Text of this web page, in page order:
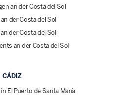
an der Costa del Sol
der Costa del Sol
der Costa del Sol
an der Costa del Sol
CÁDIZ
El Puerto de Santa María